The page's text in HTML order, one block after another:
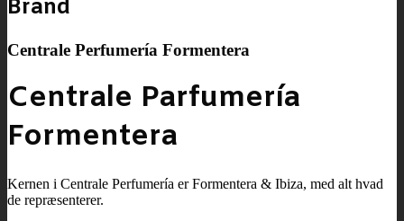
Brand
Centrale Perfumería Formentera
Centrale Parfumería
Formentera
Kernen i Centrale Perfumería er Formentera & Ibiza, med alt hvad
de repræsenterer.